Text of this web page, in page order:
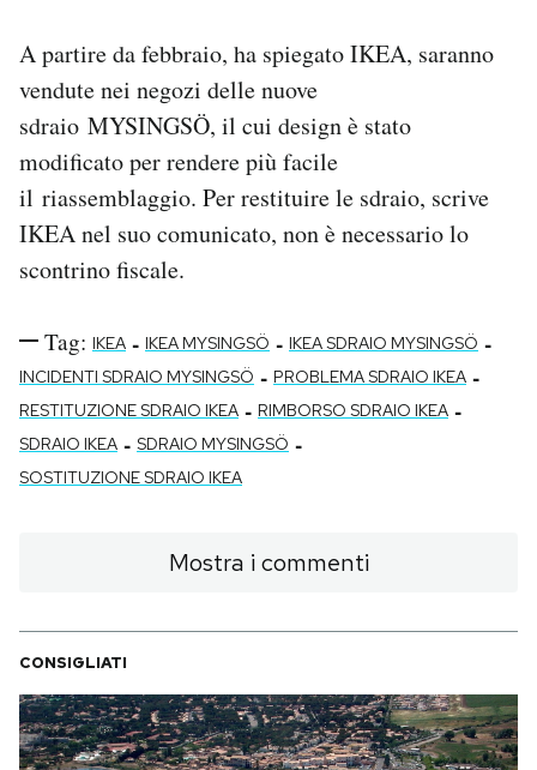
A partire da febbraio, ha spiegato IKEA, saranno
vendute nei negozi delle nuove
sdraio MYSINGSÖ, il cui design è stato
modificato per rendere più facile
il riassemblaggio. Per restituire le sdraio, scrive
IKEA nel suo comunicato, non è necessario lo
scontrino fiscale.
Tag: IKEA - IKEA MYSINGSÖ - IKEA SDRAIO MYSINGSÖ -
INCIDENTI SDRAIO MYSINGSÖ - PROBLEMA SDRAIO IKEA -
RESTITUZIONE SDRAIO IKEA - RIMBORSO SDRAIO IKEA -
SDRAIO IKEA - SDRAIO MYSINGSÖ -
SOSTITUZIONE SDRAIO IKEA
Mostra i commenti
CONSIGLIATI